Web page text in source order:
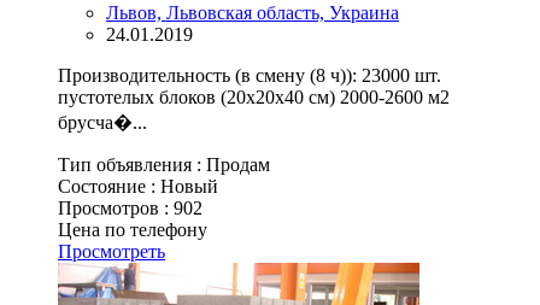
Львов, Львовская область, Украина
24.01.2019
Производительность (в смену (8 ч)): 23000 шт.
пустотелых блоков (20x20x40 см) 2000-2600 м2
брусча�...
Тип объявления : Продам
Состояние : Новый
Просмотров : 902
Цена по телефону
Просмотреть